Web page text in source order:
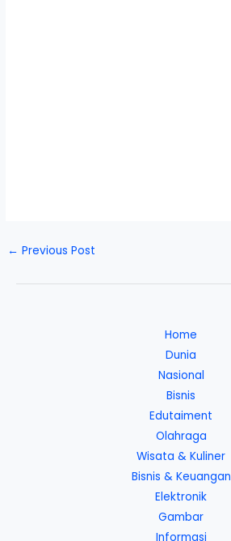
← Previous Post
Home
Dunia
Nasional
Bisnis
Edutaiment
Olahraga
Wisata & Kuliner
Bisnis & Keuangan
Elektronik
Gambar
Informasi